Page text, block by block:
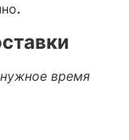
.
время